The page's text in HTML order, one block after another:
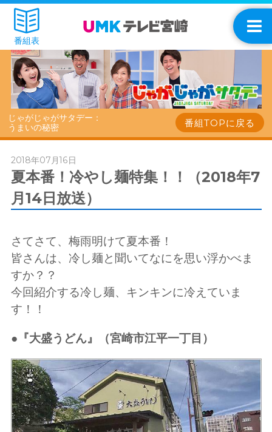
番組表
じゃがじゃがサタデー：
うまいの秘密
番組TOPに戻る
2018年07月16日
夏本番！冷やし麺特集！！（2018年7
月14日放送）
さてさて、梅雨明けて夏本番！
皆さんは、冷し麺と聞いてなにを思い浮かべま
すか？？
今回紹介する冷し麺、キンキンに冷えていま
す！！
●『大盛うどん』 （宮崎市江平一丁目）